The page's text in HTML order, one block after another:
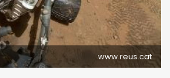
www.reus.cat